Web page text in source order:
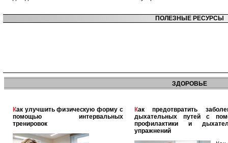
ПОЛЕЗНЫЕ РЕСУРСЫ
ЗДОРОВЬЕ
Как улучшить физическую форму с
помощью интервальных
тренировок
Как предотвратить заболевания
дыхательных путей с
профилактики и
упражнений